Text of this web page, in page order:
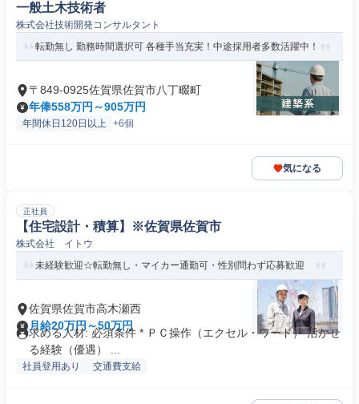
一般土木技術者
株式会社技術開発コンサルタント
転勤無し 勤務時間選択可 各種手当充実！中途採用者多数活躍中！
〒849-0925佐賀県佐賀市八丁畷町
年俸558万円～905万円
年間休日120日以上 +6個
気になる
正社員
【住宅設計・積算】※佐賀県佐賀市
株式会社 イトウ
未経験歓迎☆転勤無し・マイカー通勤可・性別問わず応募歓迎
佐賀県佐賀市高木瀬西
月給20万円～50万円
求める人材: 必須条件 * ＰＣ操作（エクセル・ワード） 活かせ
る経験（優遇） ...
社員登用あり 交通費支給